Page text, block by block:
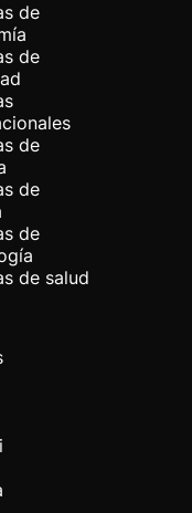
de
de
de
de
de
de salud